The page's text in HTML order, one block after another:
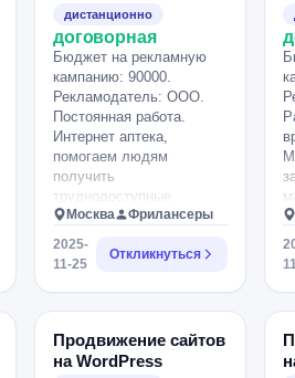
сразу цены!!!. Пожелания
и особенности:
http://zhdoma.ru.
дистанционно
договорная
Бюджет на рекламную
кампанию: 90000.
Рекламодатель: ООО.
Постоянная работа.
Интернет аптека,
помогаем людям
получить
труднодоступные
оригинальные препараты
от Онкологии и Геппатита
Наш
india24.ru/product/enzalutamid/
Размещен на WP,
мультидомен по городам.
Нужен специалист,
Москва
Фрилансеры
2025-
11-25
Откликнуться
Продвижение сайтов
на WordPress